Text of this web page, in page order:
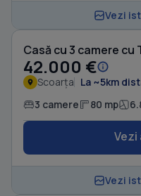
Vezi
Casă cu 3 camere
42.000 €
Scoarța La ~5km
3 camere 80 mp
Vezi